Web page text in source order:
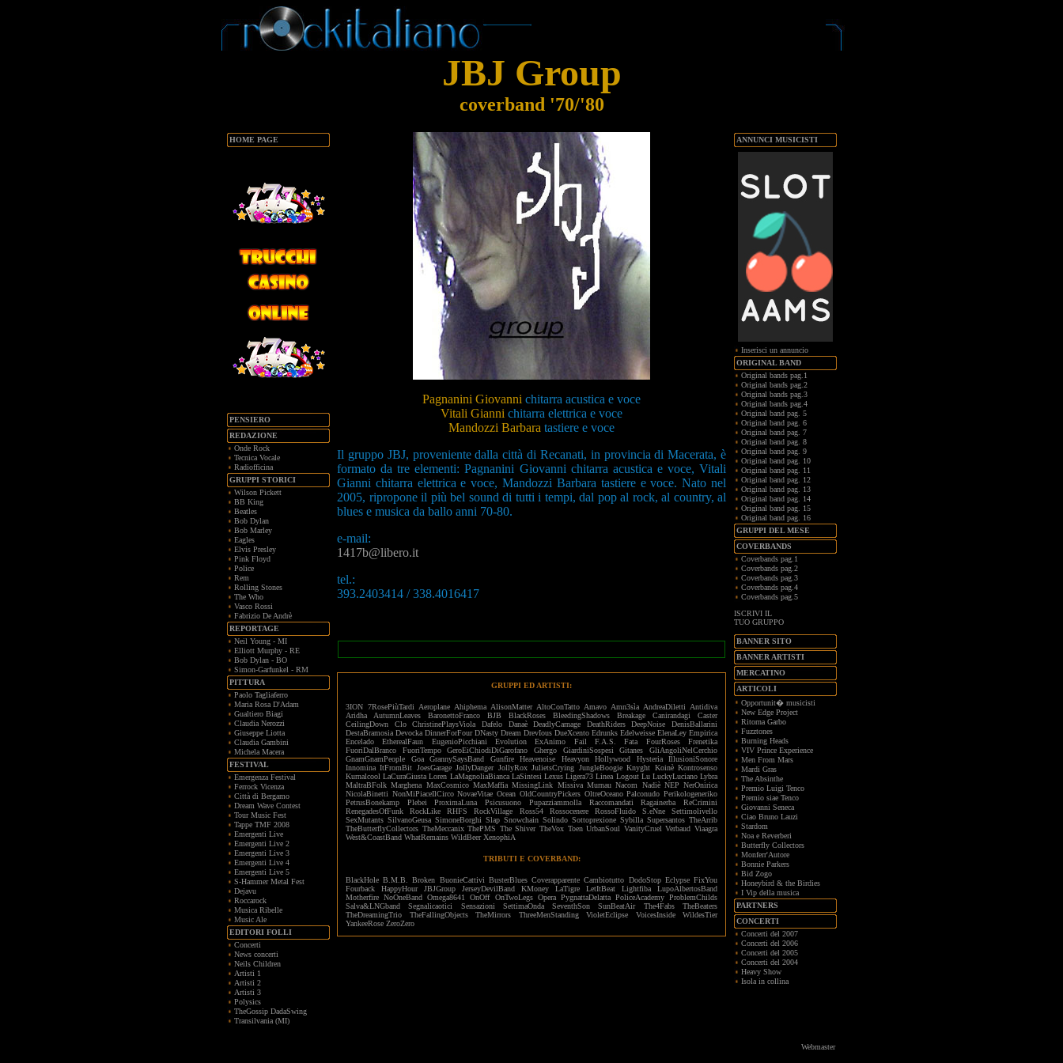
JBJ Group
coverband '70/'80
HOME PAGE
PENSIERO
REDAZIONE
Onde Rock
Tecnica Vocale
Radiofficina
GRUPPI STORICI
Wilson Pickett
BB King
Beatles
Bob Dylan
Bob Marley
Eagles
Elvis Presley
Pink Floyd
Police
Rem
Rolling Stones
The Who
Vasco Rossi
Fabrizio De Andrè
REPORTAGE
Neil Young - MI
Elliott Murphy - RE
Bob Dylan - BO
Simon-Garfunkel - RM
PITTURA
Paolo Tagliaferro
Maria Rosa D'Adam
Gualtiero Biagi
Claudia Nerozzi
Giuseppe Liotta
Claudia Gambini
Michela Macera
FESTIVAL
Emergenza Festival
Ferrock Vicenza
Città di Bergamo
Dream Wave Contest
Tour Music Fest
Tappe TMF 2008
Emergenti Live
Emergenti Live 2
Emergenti Live 3
Emergenti Live 4
Emergenti Live 5
S-Hammer Metal Fest
Dejavu
Roccarock
Musica Ribelle
Music Ale
EDITORI FOLLI
Concerti
News concerti
Neils Children
Artisti 1
Artisti 2
Artisti 3
Polysics
TheGossip DadaSwing
Transilvania (MI)
Pagnanini Giovanni chitarra acustica e voce
Vitali Gianni chitarra elettrica e voce
Mandozzi Barbara tastiere e voce
Il gruppo JBJ, proveniente dalla città di Recanati, in provincia di Macerata, è
formato da tre elementi: Pagnanini Giovanni chitarra acustica e voce, Vitali
Gianni chitarra elettrica e voce, Mandozzi Barbara tastiere e voce. Nato nel
2005, ripropone il più bel sound di tutti i tempi, dal pop al rock, al country, al
blues e musica da ballo anni 70-80.
e-mail:
1417b@libero.it
tel.:
393.2403414 / 338.4016417
GRUPPI ED ARTISTI:
3ION 7RosePiùTardi Aeroplane Ahiphema AlisonMatter AltoConTatto Amavo Amn3sìa AndreaDiletti
Antidiva
Aridha
AutumnLeaves BaronettoFranco BJB BlackRoses BleedingShadows Breakage Canirandagi
Caster
CeilingDown
Clo ChristinePlaysViola Dafelo Danaè DeadlyCarnage DeathRiders DeepNoise
DenisBallarini
DestaBramosia Devocka DinnerForFour DNasty Dream DrevIous DueXcento Edrunks Edelweisse ElenaLey Empirica
Encelado
EtherealFaun EugenioPicchiani Evolution ExAnimo Fail F.A.S. Fata FourRoses
Frenetika
FuoriDalBranco
FuoriTempo GeroEiChiodiDiGarofano Ghergo GiardiniSospesi Gitanes
GliAngoliNelCerchio
GnamGnamPeople
Goa GrannySaysBand Gunfire Heavenoise Heavyon Hollywood Hysteria
IllusioniSonore
Innomina ItFromBit JoesGarage JollyDanger JollyRox JulietsCrying JungleBoogie Knyght Koinè Kontrosenso
Kurnalcool LaCuraGiusta Loren LaMagnoliaBianca LaSintesi Lexus Ligera73 Linea Logout Lu LuckyLuciano Lybra
MaltraBFolk Marghena MaxCosmico MaxMaffia MissingLink Missiva Murnau Nacom Nadiè NEP NerOnirica
NicolaBinetti NonMiPiaceIlCirco NovaeVitae Ocean OldCountryPickers OltreOceano Palconudo Perikologeneriko
PetrusBonekamp
Plebei ProximaLuna Psicusuono Pupazziammolla Raccomandati Ragainerba
ReCrimini
RenegadesOfFunk
RockLike RHFS RockVillage Ross54 Rossocenere RossoFluido S.eNne
Settimolivello
SexMutants SilvanoGeusa SimoneBorghi Slap Snowchain Solindo Sottoprexione Sybilla Supersantos TheArrib
TheButterflyCollectors TheMeccanix ThePMS The Shiver TheVox Toen UrbanSoul VanityCruel Verbaud Viaagra
West&CoastBand WhatRemains WildBeer XenophiA
TRIBUTI E COVERBAND:
BlackHole B.M.B. Broken BuonieCattivi BusterBlues Coverapparente Cambiotutto DodoStop Eclypse FixYou
Fourback
HappyHour JBJGroup JerseyDevilBand KMoney LaTigre LetItBeat Lightfiba
LupoAlbertosBand
Motherfire NoOneBand Omega8641 OnOff OnTwoLegs Opera PygnattaDelatta PoliceAcademy ProblemChilds
Salva&LNGbandSegnalicaotici Sensazioni SettimaOnda SeventhSon SunBeatAir The4Fabs
TheBeaters
TheDreamingTrio
TheFallingObjects TheMirrors ThreeMenStanding VioletEclipse VoicesInside
WildesTier
YankeeRose ZeroZero
ANNUNCI MUSICISTI
Inserisci un annuncio
ORIGINAL BAND
Original bands pag.1
Original bands pag.2
Original bands pag.3
Original bands pag.4
Original band pag. 5
Original band pag. 6
Original band pag. 7
Original band pag. 8
Original band pag. 9
Original band pag. 10
Original band pag. 11
Original band pag. 12
Original band pag. 13
Original band pag. 14
Original band pag. 15
Original band pag. 16
GRUPPI DEL MESE
COVERBANDS
Coverbands pag.1
Coverbands pag.2
Coverbands pag.3
Coverbands pag.4
Coverbands pag.5
ISCRIVI IL
TUO GRUPPO
BANNER SITO
BANNER ARTISTI
MERCATINO
ARTICOLI
Opportunit� musicisti
New Edge Project
Ritorna Garbo
Fuzztones
Burning Heads
VIV Prince Experience
Men From Mars
Mardi Gras
The Absinthe
Premio Luigi Tenco
Premio siae Tenco
Giovanni Seneca
Ciao Bruno Lauzi
Stardom
Noa e Reverberi
Butterfly Collectors
Monferr'Autore
Bonnie Parkers
Bid Zogo
Honeybird & the Birdies
I Vip della musica
PARTNERS
CONCERTI
Concerti del 2007
Concerti del 2006
Concerti del 2005
Concerti del 2004
Heavy Show
Isola in collina
Webmaster